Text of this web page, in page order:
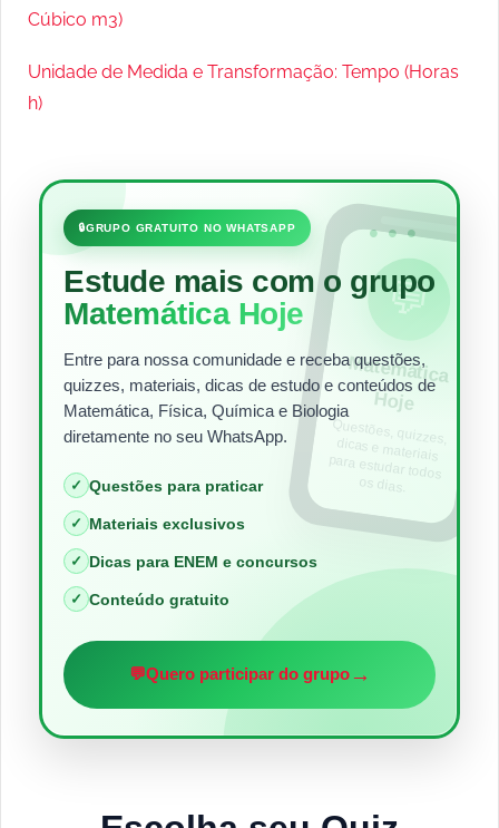
Cúbico m3)
Unidade de Medida e Transformação: Tempo (Horas
h)
•••
🔒GRUPO GRATUITO NO WHATSAPP
Estude mais com o grupo
Matemática Hoje
Entre para nossa comunidade e receba questões,
quizzes, materiais, dicas de estudo e conteúdos de
Matemática, Física, Química e Biologia
diretamente no seu WhatsApp.
✓ Questões para praticar
✓ Materiais exclusivos
✓ Dicas para ENEM e concursos
✓ Conteúdo gratuito
💬Quero participar do grupo→
💬
Matem
ática
Hoje
Questões, quizzes,
dicas e materiais
para estudar todos
os dias.